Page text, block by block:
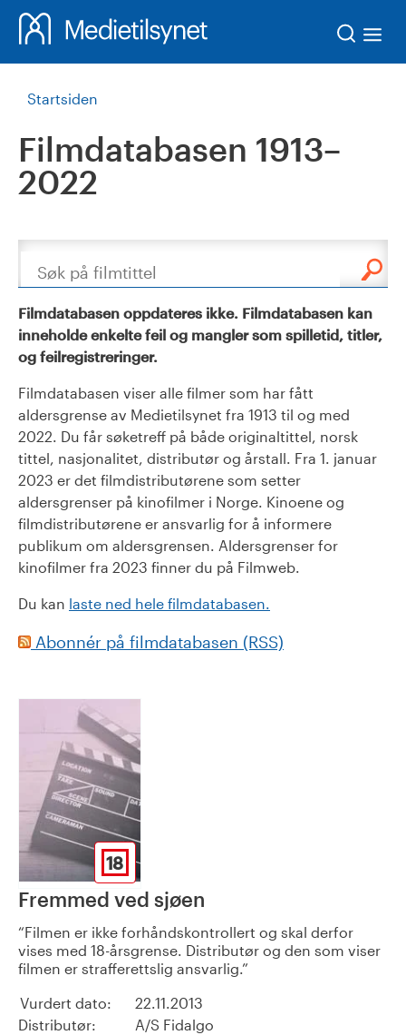
Startsiden
Filmdatabasen 1913–
2022
Søk
Filmdatabasen oppdateres ikke. Filmdatabasen kan
inneholde enkelte feil og mangler som spilletid, titler,
og feilregistreringer.
Filmdatabasen viser alle filmer som har fått
aldersgrense av Medietilsynet fra 1913 til og med
2022. Du får søketreff på både originaltittel, norsk
tittel, nasjonalitet, distributør og årstall. Fra 1. januar
2023 er det filmdistributørene som setter
aldersgrenser på kinofilmer i Norge. Kinoene og
filmdistributørene er ansvarlig for å informere
publikum om aldersgrensen. Aldersgrenser for
kinofilmer fra 2023 finner du på Filmweb.
Du kan laste ned hele filmdatabasen.
Abonnér på filmdatabasen (RSS)
18
Fremmed ved sjøen
Filmen er ikke forhåndskontrollert og skal derfor
vises med 18-årsgrense. Distributør og den som viser
filmen er strafferettslig ansvarlig.
Vurdert dato:
22.11.2013
Distributør:
A/S Fidalgo